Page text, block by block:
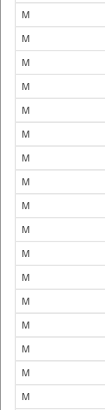
M
M
M
M
M
M
M
M
M
M
M
M
M
M
M
M
M